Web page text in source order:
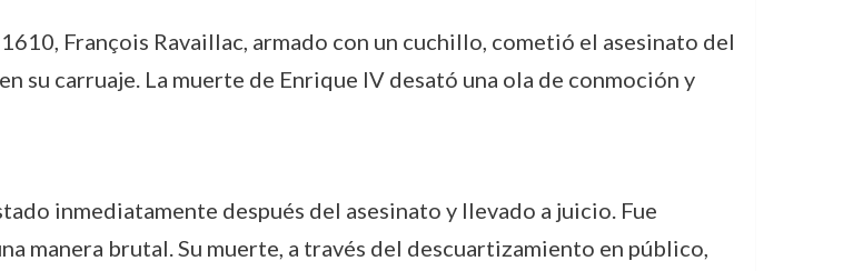
François Ravaillac, armado con un cuchillo, cometió el asesinato del
su carruaje. La muerte de Enrique IV desató una ola de conmoción y
inmediatamente después del asesinato y llevado a juicio. Fue
manera brutal. Su muerte, a través del descuartizamiento en público,